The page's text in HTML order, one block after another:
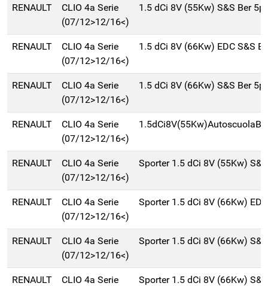
RENAULT
CLIO 4a Serie
(07/12>12/16<)
1.5 dCi 8V (55Kw) S&S Ber
RENAULT
CLIO 4a Serie
(07/12>12/16<)
1.5 dCi 8V (66Kw) EDC S&S
RENAULT
CLIO 4a Serie
(07/12>12/16<)
1.5 dCi 8V (66Kw) S&S Ber
RENAULT
CLIO 4a Serie
(07/12>12/16<)
RENAULT
CLIO 4a Serie
(07/12>12/16<)
Sporter 1.5 dCi 8V (55Kw)
RENAULT
CLIO 4a Serie
(07/12>12/16<)
Sporter 1.5 dCi 8V (66Kw)
RENAULT
CLIO 4a Serie
(07/12>12/16<)
Sporter 1.5 dCi 8V (66Kw)
RENAULT
CLIO 4a Serie
Sporter 1.5 dCi 8V (66Kw)